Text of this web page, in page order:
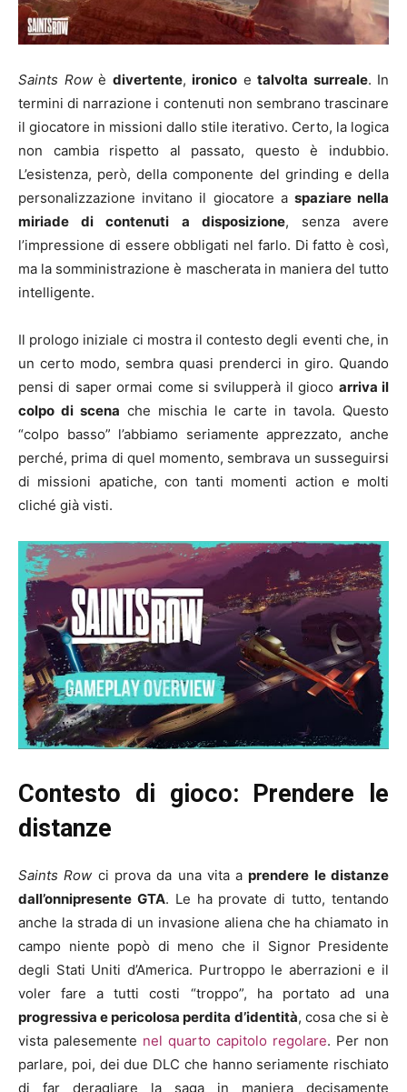
Saints Rowè divertente, ironico e talvolta surreale. In
termini di narrazione i contenuti non sembrano trascinare
il giocatore in missioni dallo stile iterativo. Certo, la logica
non cambia rispetto al passato, questo è indubbio.
L’esistenza, però, della componente del grinding e della
personalizzazione invitano il giocatore a spaziare nella
miriade di contenuti a disposizione, senza avere
l’impressione di essere obbligati nel farlo. Di fatto è così,
ma la somministrazione è mascherata in maniera del tutto
intelligente.
Il prologo iniziale ci mostra il contesto degli eventi che, in
un certo modo, sembra quasi prenderci in giro. Quando
pensi di saper ormai come si svilupperà il gioco arriva il
colpo di scena che mischia le carte in tavola. Questo
“colpo basso” l’abbiamo seriamente apprezzato, anche
perché, prima di quel momento, sembrava un susseguirsi
di missioni apatiche, con tanti momenti action e molti
cliché già visti.
Contesto di gioco: Prendere le
distanze
Saints Row ci prova da una vita aprendere le distanze
dall’onnipresente GTA. Le ha provate di tutto, tentando
anche la strada di un invasione aliena che ha chiamato in
campo niente popò di meno che il Signor Presidente
degli Stati Uniti d’America. Purtroppo le aberrazioni e il
voler fare a tutti costi “troppo”, ha portato ad una
progressiva e pericolosa perdita d’identità, cosa che si è
vista palesemente nel quarto capitolo regolare. Per non
parlare, poi, dei due DLC che hanno seriamente rischiato
di far deragliare la saga in maniera decisamente